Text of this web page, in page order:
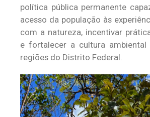
política pública permanente
acesso da população às
com a natureza, incentivar
e fortalecer a cultura
regiões do Distrito Federal.